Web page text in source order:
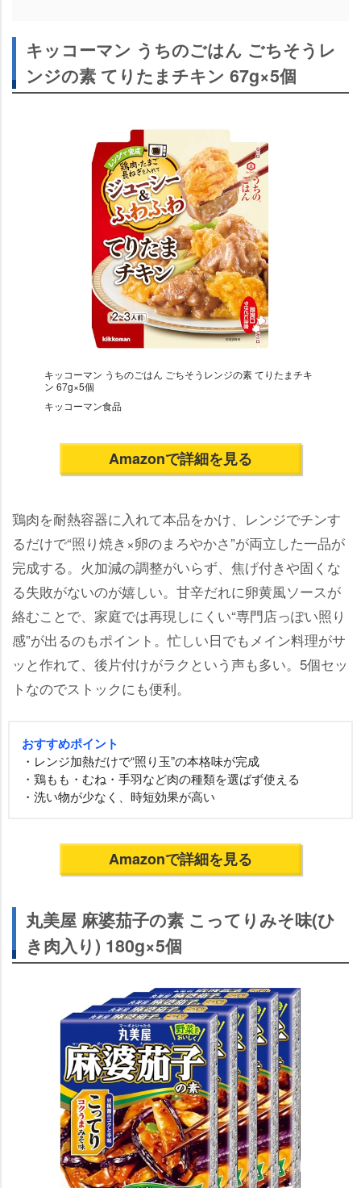
キッコーマン うちのごはん ごちそうレ
ンジの素 てりたまチキン 67g×5個
キッコーマン うちのごはん ごちそうレンジの素 てりたまチキ
ン 67g×5個
キッコーマン食品
Amazonで詳細を見る
鶏肉を耐熱容器に入れて本品をかけ、レンジでチンす
るだけで“照り焼き×卵のまろやかさ”が両立した一品が
完成する。火加減の調整がいらず、焦げ付きや固くな
る失敗がないのが嬉しい。甘辛だれに卵黄風ソースが
絡むことで、家庭では再現しにくい“専門店っぽい照り
感”が出るのもポイント。忙しい日でもメイン料理がサ
ッと作れて、後片付けがラクという声も多い。5個セッ
トなのでストックにも便利。
おすすめポイント
・レンジ加熱だけで“照り玉”の本格味が完成
・鶏もも・むね・手羽など肉の種類を選ばず使える
・洗い物が少なく、時短効果が高い
Amazonで詳細を見る
丸美屋 麻婆茄子の素 こってりみそ味(ひ
き肉入り) 180g×5個